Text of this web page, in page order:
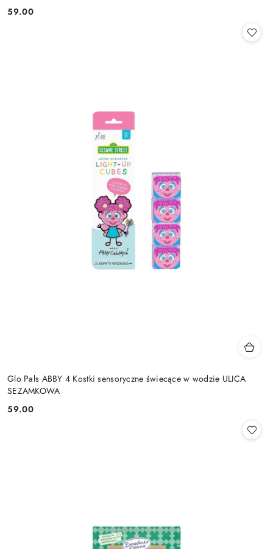
Cena:
59.00
Glo Pals ABBY 4 Kostki sensoryczne świecące w wodzie ULICA
SEZAMKOWA
Cena:
59.00